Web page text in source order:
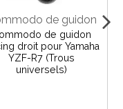
de guidon
de guidon
droit pour Yamaha
YZF-R7 (Trous
universels)